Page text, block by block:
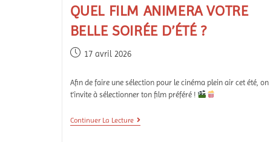
QUEL FILM ANIMERA VOTRE
BELLE SOIRÉE D’ÉTÉ ?
17 avril 2026
Afin de faire une sélection pour le cinéma plein air cet été, on
t'invite à sélectionner ton film préféré !
Continuer La Lecture